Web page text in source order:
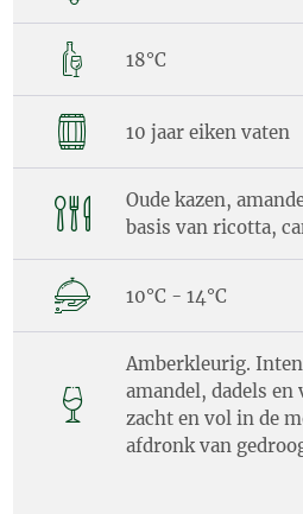
18°C
10 jaar eiken vaten
Oude kazen,
basis van ricotta,
10°C - 14°C
Amberkleurig.
amandel, dadels en
zacht en vol in de
afdronk van